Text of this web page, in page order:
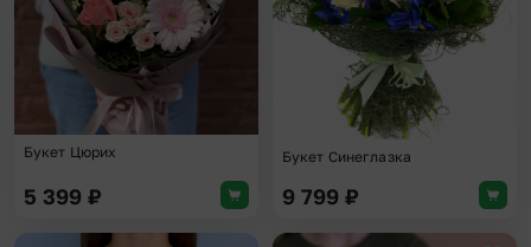
Букет Цюрих
5 399 ₽
Букет Синеглазка
9 799 ₽